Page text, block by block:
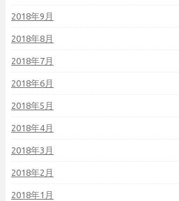
2018年9月
2018年8月
2018年7月
2018年6月
2018年5月
2018年4月
2018年3月
2018年2月
2018年1月